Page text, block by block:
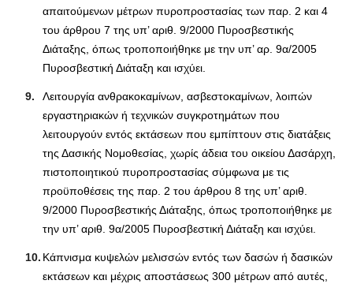
απαιτούμενων μέτρων πυροπροστασίας των παρ. 2 και 4
του άρθρου 7 της υπ’ αριθ. 9/2000 Πυροσβεστικής
Διάταξης, όπως τροποποιήθηκε με την υπ’ αρ. 9α/2005
Πυροσβεστική Διάταξη και ισχύει.
Λειτουργία ανθρακοκαμίνων, ασβεστοκαμίνων, λοιπών
εργαστηριακών ή τεχνικών συγκροτημάτων που
λειτουργούν εντός εκτάσεων που εμπίπτουν στις διατάξεις
της Δασικής Νομοθεσίας, χωρίς άδεια του οικείου Δασάρχη,
πιστοποιητικού πυροπροστασίας σύμφωνα με τις
προϋποθέσεις της παρ. 2 του άρθρου 8 της υπ’ αριθ.
9/2000 Πυροσβεστικής Διάταξης, όπως τροποποιήθηκε με
την υπ’ αριθ. 9α/2005 Πυροσβεστική Διάταξη και ισχύει.
Κάπνισμα κυψελών μελισσών εντός των δασών ή δασικών
εκτάσεων και μέχρις αποστάσεως 300 μέτρων από αυτές,